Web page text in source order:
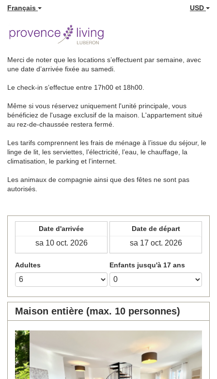
Français USD
Merci de noter que les locations s’effectuent par semaine, avec
une date d’arrivée fixée au samedi.
Le check-in s’effectue entre 17h00 et 18h00.
Même si vous réservez uniquement l'unité principale, vous
bénéficiez de l'usage exclusif de la maison. L'appartement situé
au rez-de-chaussée restera fermé.
Les tarifs comprennent les frais de ménage à l’issue du séjour, le
linge de lit, les serviettes, l’électricité, l’eau, le chauffage, la
climatisation, le parking et l’internet.
Les animaux de compagnie ainsi que des fêtes ne sont pas
autorisés.
Date d'arrivée Date de départ
Adultes Enfants jusqu'à 17 ans
Maison entière (max. 10 personnes)
Previous Next